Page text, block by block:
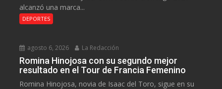
alcanzó una marca...
DEPORTES
agosto 6, 2026 La Redacción
Romina Hinojosa con su segundo mejor
resultado en el Tour de Francia Femenino
Romina Hinojosa, novia de Isaac del Toro, sigue en su